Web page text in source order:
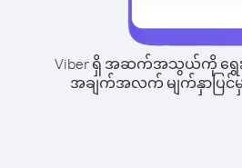
Viber ရှိ အဆက်အသွယ်ကို ရွေး
အချက်အလက် မျက်နှာပြင်မှန